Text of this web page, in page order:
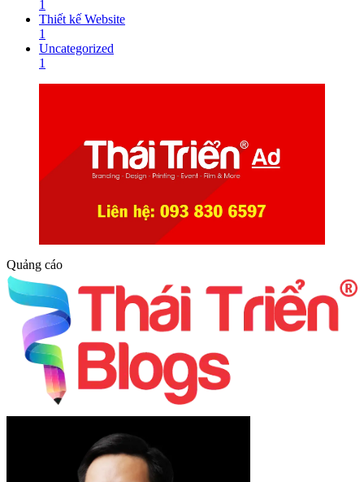
1
Thiết kế Website
1
Uncategorized
1
Quảng cáo